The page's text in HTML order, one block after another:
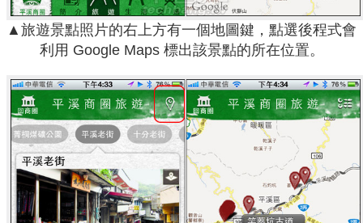
▲旅遊景點照片的右上方有一個地圖鍵，點選後程式會
利用 Google Maps 標出該景點的所在位置。